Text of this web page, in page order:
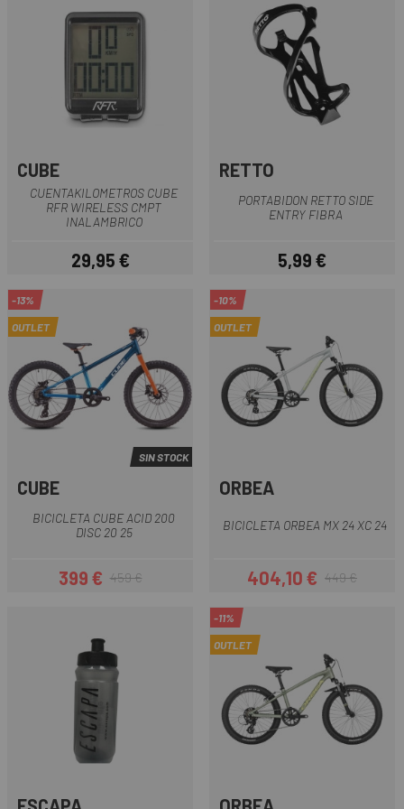
CUBE
CUENTAKILOMETROS CUBE
RFR WIRELESS CMPT
INALAMBRICO
Precio
29,95 €
RETTO
PORTABIDON RETTO SIDE
ENTRY FIBRA
Precio
5,99 €
-13%
OUTLET
SIN STOCK
CUBE
BICICLETA CUBE ACID 200
DISC 20 25
Precio
399 €Precio regular
459 €
-10%
OUTLET
ORBEA
BICICLETA ORBEA MX 24 XC 24
Precio
404,10 €Precio regular
449 €
-11%
OUTLET